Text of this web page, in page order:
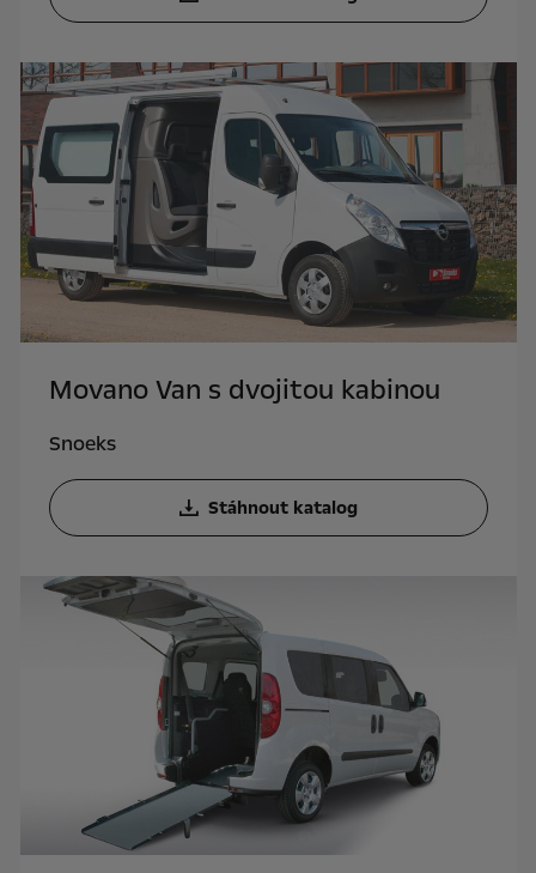
Movano Van s dvojitou kabinou
Snoeks
Stáhnout katalog